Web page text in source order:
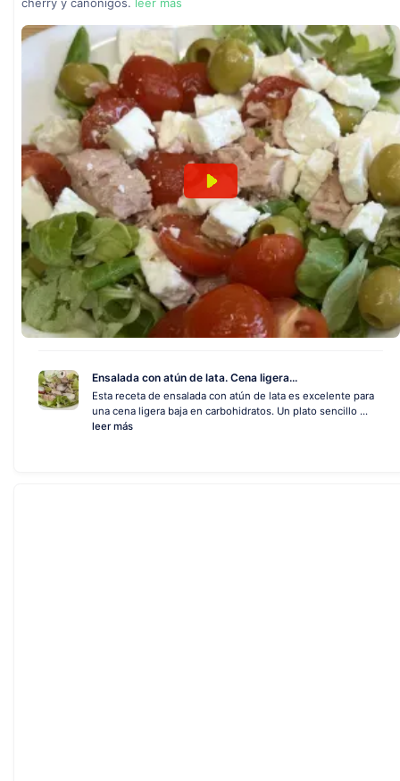
cherry y canónigos. leer más
Ensalada con atún de lata. Cena ligera...
Esta receta de ensalada con atún de lata es excelente para
una cena ligera baja en carbohidratos. Un plato sencillo ...
leer más